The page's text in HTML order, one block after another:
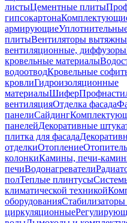
листыЦементные плиты
гипсокартона
армирующие
плитыВентиляторы
вентиляционные, диффузоры
кровельные материалы
водоотводКровельные
кровлиГидроизоляционные
материалыШифер
вентиляцияОтделка фасада
панелиСайдинг
панелейДекоративные
плитка для фасада
отделкиОтопление
колонкиКамины, печи-
печиВодонагреватели
полТеплые плинтусы
климатической техникой
оборудования
циркуляционные